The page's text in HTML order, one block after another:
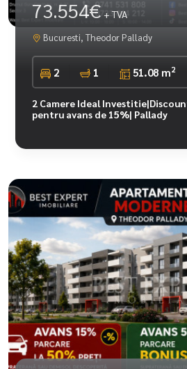
73.554€+ TVA
Bucuresti, Theodor Pallady
2 1 51.08 m2
2 Camere Ideal
pentru avans de 15%| Pallady